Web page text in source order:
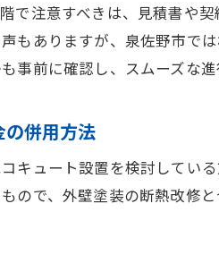
外壁塗装を安
外壁塗装
外壁塗装
で注意すべきは、見積書や
もありますが、泉佐野市
事前に確認し、スムーズな進
併用方法
キュート設置を検討してい
ので、外壁塗装の断熱改修